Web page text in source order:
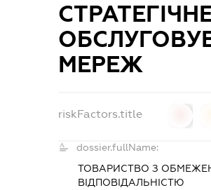
МЕРЕЖ
riskFactors.title
dossier.fullName:
ТОВАРИСТВО З
ВІДПОВІДАЛЬНІСТЮ